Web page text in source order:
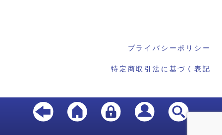
プライバシーポリシー
特定商取引法に基づく表記